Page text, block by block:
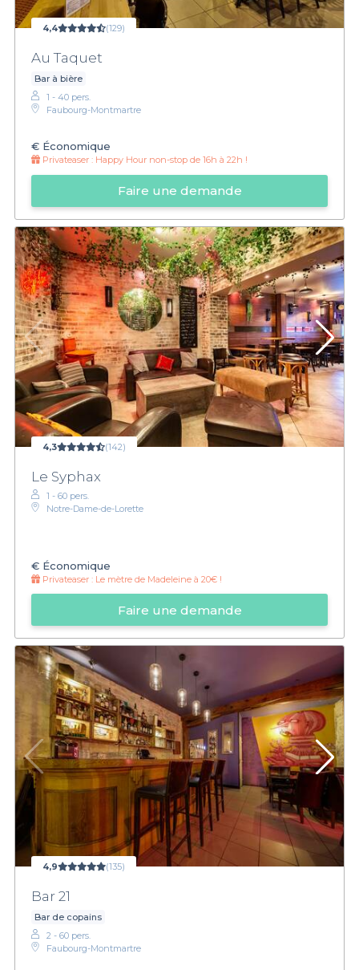
4,4 (129)
Au Taquet
Bar à bière
1 - 40 pers.
Faubourg-Montmartre
€ Économique
Privateaser : Happy Hour non-stop de 16h à 22h !
Faire une demande
4,3 (142)
Le Syphax
1 - 60 pers.
Notre-Dame-de-Lorette
€ Économique
Privateaser : Le mètre de Madeleine à 20€ !
Faire une demande
4,9 (135)
Bar 21
Bar de copains
2 - 60 pers.
Faubourg-Montmartre